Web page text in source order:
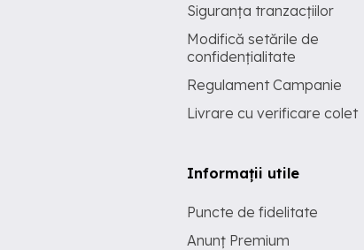
Siguranța tranzacțiilor
Modifică setările de
confidențialitate
Regulament Campanie
Livrare cu verificare colet
Informații utile
Puncte de fidelitate
Anunț Premium